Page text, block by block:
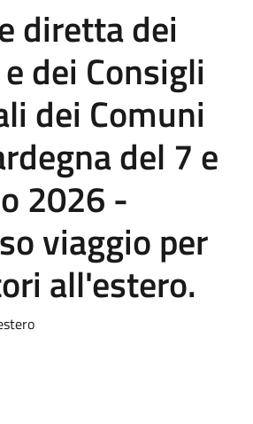
diretta dei
dei Consigli
dei Comuni
del 7 e
2026 -
viaggio per
all'estero.